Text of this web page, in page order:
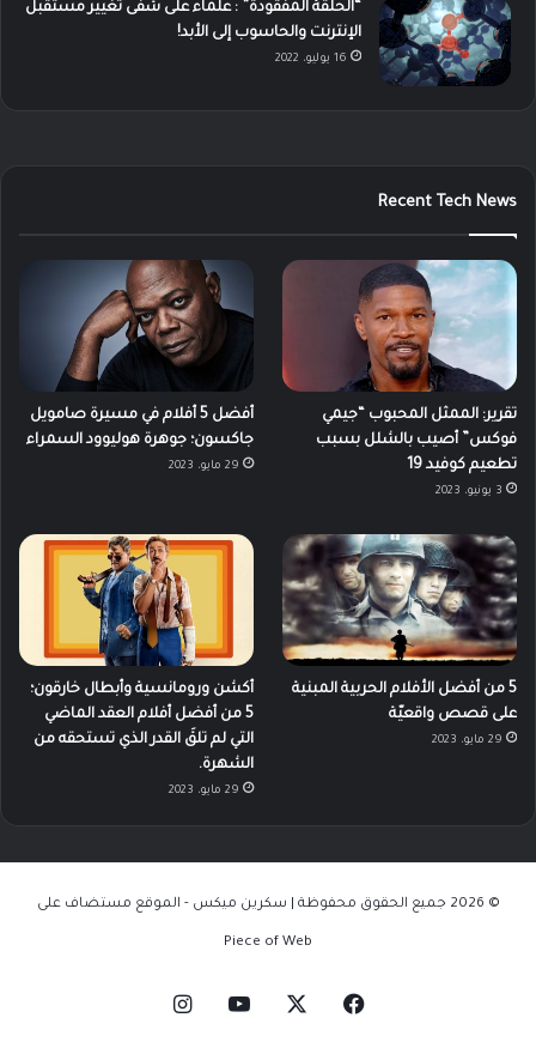
“الحلقة المفقودة” : علماء على شفى تغيير مستقبل
الإنترنت والحاسوب إلى الأبد!
16 يوليو، 2022
Recent Tech News
تقرير: الممثل المحبوب “جيمي
فوكس” أصيب بالشلل بسبب
تطعيم كوفيد 19
3 يونيو، 2023
أفضل 5 أفلام في مسيرة صامويل
جاكسون؛ جوهرة هوليوود السمراء
29 مايو، 2023
5 من أفضل الأفلام الحربية المبنية
على قصص واقعيّة
29 مايو، 2023
أكشن ورومانسية وأبطال خارقون؛
5 من أفضل أفلام العقد الماضي
التي لم تلقَ القدر الذي تستحقه من
الشهرة.
29 مايو، 2023
© 2026 جميع الحقوق محفوظة | سكرين ميكس - الموقع مستضاف على
Piece of Web
فيسبوك ‫YouTube